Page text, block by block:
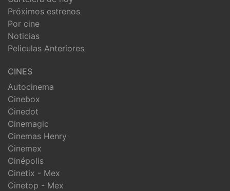
Próximos estrenos
Por cine
Noticias
Peliculas Anteriores
CINES
Autocinema
Cinebox
Cinedot
Cinemagic
Cinemas Henry
Cinemex
Cinépolis
Cinetix - Mex
Cinetop - Mex